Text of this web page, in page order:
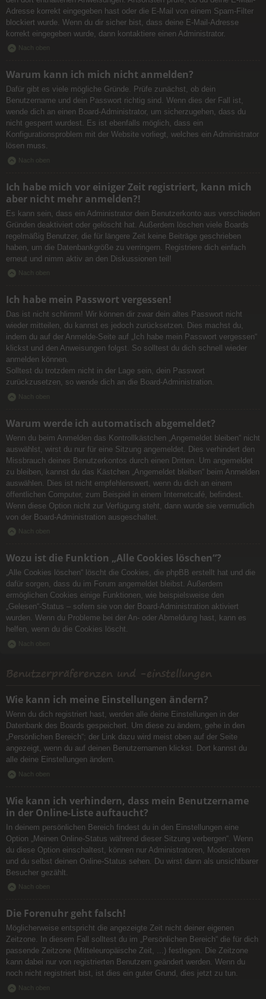
Adresse korrekt eingegeben hast oder die E-Mail von einem Spam-Filter
blockiert wurde. Wenn du dir sicher bist, dass deine E-Mail-Adresse
korrekt eingegeben wurde, dann kontaktiere einen Administrator.
Nach oben
Warum kann ich mich nicht anmelden?
Dafür gibt es viele mögliche Gründe. Prüfe zunächst, ob dein
Benutzername und dein Passwort richtig sind. Wenn dies der Fall ist,
wende dich an einen Board-Administrator, um sicherzugehen, dass du
nicht gesperrt wurdest. Es ist ebenfalls möglich, dass ein
Konfigurationsproblem mit der Website vorliegt, welches ein Administrator
lösen muss.
Nach oben
Ich habe mich vor einiger Zeit registriert, kann mich
aber nicht mehr anmelden?!
Es kann sein, dass ein Administrator dein Benutzerkonto aus verschieden
Gründen deaktiviert oder gelöscht hat. Außerdem löschen viele Boards
regelmäßig Benutzer, die für längere Zeit keine Beiträge geschrieben
haben, um die Datenbankgröße zu verringern. Registriere dich einfach
erneut und nimm aktiv an den Diskussionen teil!
Nach oben
Ich habe mein Passwort vergessen!
Das ist nicht schlimm! Wir können dir zwar dein altes Passwort nicht
wieder mitteilen, du kannst es jedoch zurücksetzen. Dies machst du,
indem du auf der Anmelde-Seite auf „Ich habe mein Passwort vergessen“
klickst und den Anweisungen folgst. So solltest du dich schnell wieder
anmelden können.
Solltest du trotzdem nicht in der Lage sein, dein Passwort
zurückzusetzen, so wende dich an die Board-Administration.
Nach oben
Warum werde ich automatisch abgemeldet?
Wenn du beim Anmelden das Kontrollkästchen „Angemeldet bleiben“ nicht
auswählst, wirst du nur für eine Sitzung angemeldet. Dies verhindert den
Missbrauch deines Benutzerkontos durch einen Dritten. Um angemeldet
zu bleiben, kannst du das Kästchen „Angemeldet bleiben“ beim Anmelden
auswählen. Dies ist nicht empfehlenswert, wenn du dich an einem
öffentlichen Computer, zum Beispiel in einem Internetcafé, befindest.
Wenn diese Option nicht zur Verfügung steht, dann wurde sie vermutlich
von der Board-Administration ausgeschaltet.
Nach oben
Wozu ist die Funktion „Alle Cookies löschen“?
„Alle Cookies löschen“ löscht die Cookies, die phpBB erstellt hat und die
dafür sorgen, dass du im Forum angemeldet bleibst. Außerdem
ermöglichen Cookies einige Funktionen, wie beispielsweise den
„Gelesen“-Status – sofern sie von der Board-Administration aktiviert
wurden. Wenn du Probleme bei der An- oder Abmeldung hast, kann es
helfen, wenn du die Cookies löscht.
Nach oben
Benutzerpräferenzen und -einstellungen
Wie kann ich meine Einstellungen ändern?
Wenn du dich registriert hast, werden alle deine Einstellungen in der
Datenbank des Boards gespeichert. Um diese zu ändern, gehe in den
„Persönlichen Bereich“; der Link dazu wird meist oben auf der Seite
angezeigt, wenn du auf deinen Benutzernamen klickst. Dort kannst du
alle deine Einstellungen ändern.
Nach oben
Wie kann ich verhindern, dass mein Benutzername
in der Online-Liste auftaucht?
In deinem persönlichen Bereich findest du in den Einstellungen eine
Option „Meinen Online-Status während dieser Sitzung verbergen“. Wenn
du diese Option einschaltest, können nur Administratoren, Moderatoren
und du selbst deinen Online-Status sehen. Du wirst dann als unsichtbarer
Besucher gezählt.
Nach oben
Die Forenuhr geht falsch!
Möglicherweise entspricht die angezeigte Zeit nicht deiner eigenen
Zeitzone. In diesem Fall solltest du im „Persönlichen Bereich“ die für dich
passende Zeitzone (Mitteleuropäische Zeit, ...) festlegen. Die Zeitzone
kann dabei nur von registrierten Benutzern geändert werden. Wenn du
noch nicht registriert bist, ist dies ein guter Grund, dies jetzt zu tun.
Nach oben